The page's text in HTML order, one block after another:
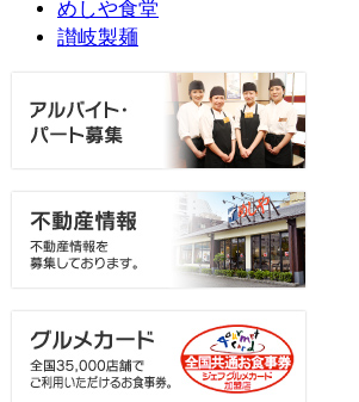
めしや食堂
讃岐製麺